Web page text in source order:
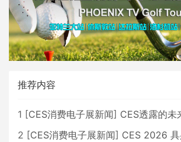
推荐内容
1 [CES消费电子展新闻] CES透露的未来：AI、
2 [CES消费电子展新闻] CES 2026 具身智能与